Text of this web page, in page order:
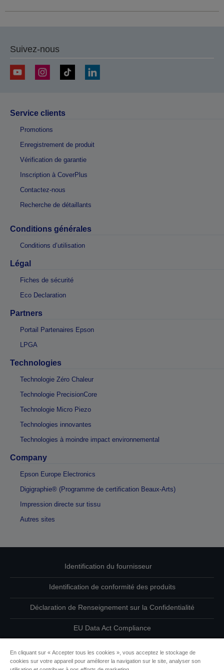
Suivez-nous
Service clients
Promotions
Enregistrement de produit
Vérification de garantie
Inscription à CoverPlus
Contactez-nous
Recherche de détaillants
Conditions générales
Conditions d’utilisation
Légal
Fiches de sécurité
Eco Declaration
Partners
Portail Partenaires Epson
LPGA
Technologies
Technologie Zéro Chaleur
Technologie PrecisionCore
Technologie Micro Piezo
Technologies innovantes
Technologies à moindre impact environnemental
Company
Epson Europe Electronics
Digigraphie® (Programme de certification Beaux-Arts)
Impression directe sur tissu
Autres sites
Identification du fournisseur
Identification de conformité des produits
Déclaration de Renseignement sur la Confidentialité
EU Data Act Compliance
En cliquant sur « Accepter tous les cookies », vous acceptez le stockage de
cookies sur votre appareil pour améliorer la navigation sur le site, analyser son